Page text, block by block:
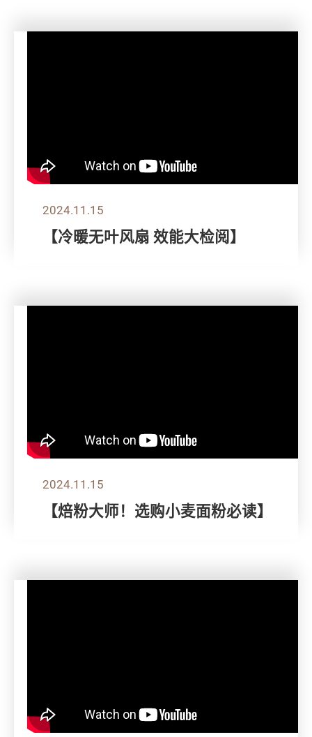
2024.11.15
【冷暖无叶风扇 效能大检阅】
2024.11.15
【焙粉大师！选购小麦面粉必读】